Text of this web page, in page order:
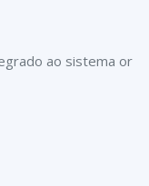
ao sistema or